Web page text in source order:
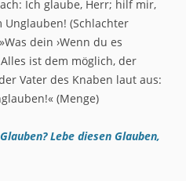
Ich glaube, Herr; hilf mir,
(Schlachter
dein ›Wenn du es
ist dem möglich, der
Vater des Knaben laut aus:
(Menge)
Lebe diesen Glauben,